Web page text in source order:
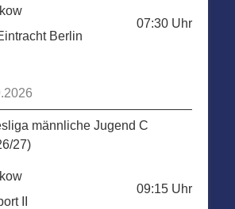
Berlin
07:30 Uhr
männliche Jugend C
27)
II
09:15 Uhr